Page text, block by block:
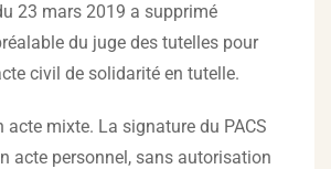
23 mars 2019 a supprimé
du juge des tutelles pour
civil de solidarité en tutelle.
acte mixte. La signature du PACS
acte personnel, sans autorisation